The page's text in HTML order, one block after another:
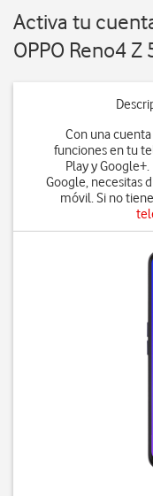
Activa tu
OPPO Reno4
Con una
funciones en tu
Play y
Google, necesitas
móvil. Si no